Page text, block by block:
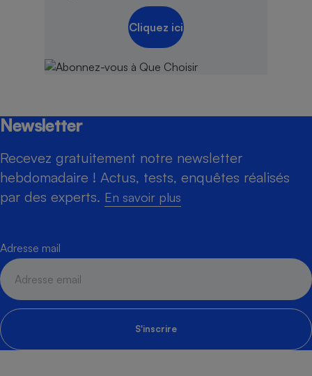
Cliquez ici
Newsletter
Recevez gratuitement notre newsletter
hebdomadaire ! Actus, tests, enquêtes réalisés
par des experts. En savoir plus
Adresse mail
S'inscrire